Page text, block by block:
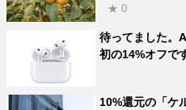
★ 0
待ってました。
初の14%オフで
10%還元の「ケ